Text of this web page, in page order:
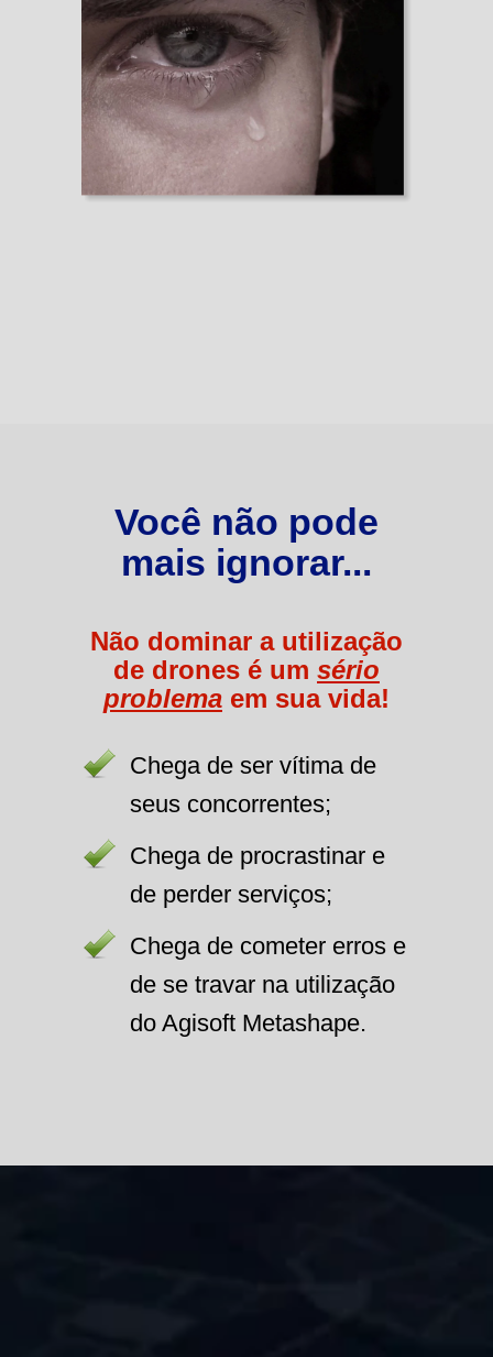
Você não pode
mais ignorar...
Não dominar a utilização
de drones é um sério
problema em sua vida!
Chega de ser vítima de
seus concorrentes;
Chega de procrastinar e
de perder serviços;
Chega de cometer erros e
de se travar na utilização
do Agisoft Metashape.